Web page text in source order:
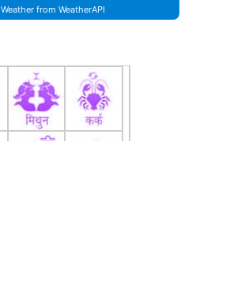
Weather from WeatherAPI